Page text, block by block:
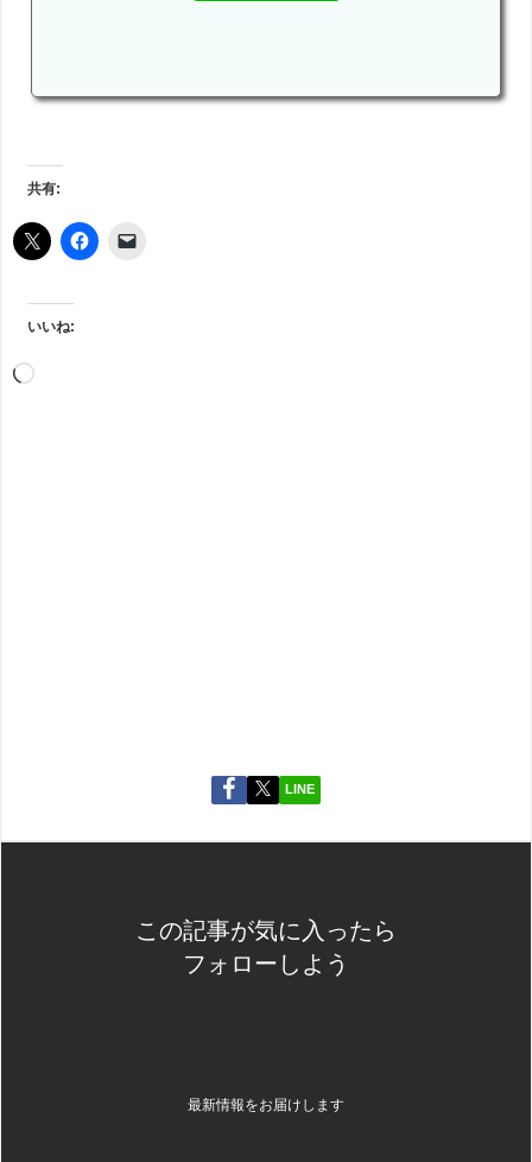
共有:
いいね:
LINE
この記事が気に入ったら
フォローしよう
最新情報をお届けします